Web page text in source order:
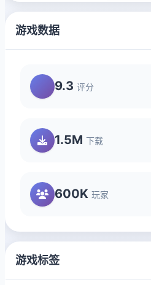
游戏数据
9.3 评分
1.5M 下载
600K 玩家
游戏标签